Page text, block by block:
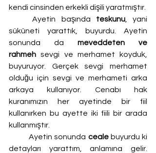
kendi cinsinden erkekli dişili yaratmıştır.
	Ayetin başında
teskunu, yani
sükûneti yarattık, buyurdu. Ayetin
sonunda da meveddeten ve
rahmeh sevgi ve merhamet koyduk,
buyuruyor. Gerçek sevgi merhamet
olduğu için sevgi ve merhameti arka
arkaya kullanıyor. Cenabı hak
kuranımızın her ayetinde bir fiil
kullanırken bu ayette iki fiili bir arada
kullanmıştır.
	Ayetin sonunda
ceale buyurdu ki
detayları yarattım, anlamına gelir.